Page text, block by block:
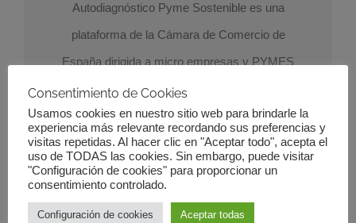
Autodiagnóstico Pyme Sostenible es una
plataforma de la Cámara de Comercio de
España dirigida a micro empresas y PYMES
para apoyarlas en la gestión de los aspectos
sociales y ,medioambientales de su negocio y
que te permite conocer elnivel de madurezde
tu empresa en relación con lasostenibilidad
Consentimiento de Cookies
Usamos cookies en nuestro sitio web para brindarle la
experiencia más relevante recordando sus preferencias y
visitas repetidas. Al hacer clic en "Aceptar todo", acepta el
uso de TODAS las cookies. Sin embargo, puede visitar
"Configuración de cookies" para proporcionar un
consentimiento controlado.
Configuración de cookies Aceptar todas